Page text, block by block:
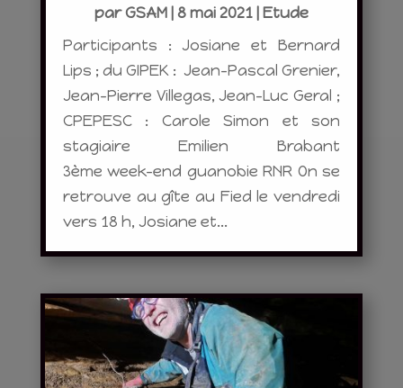
parGSAM| 8 mai 2021| Etude
Participants : Josiane et Bernard
Lips ; du GIPEK : Jean-Pascal Grenier,
Jean-Pierre Villegas, Jean-Luc Geral ;
CPEPESC : Carole Simon et son
stagiaire Emilien Brabant
3ème week-end guanobie RNR On se
retrouve au gîte au Fied le vendredi
vers 18 h, Josiane et...